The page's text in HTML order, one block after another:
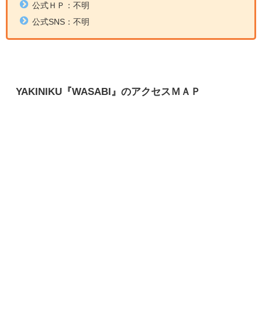
公式ＨＰ：不明
公式SNS：不明
YAKINIKU『WASABI』のアクセスＭＡＰ